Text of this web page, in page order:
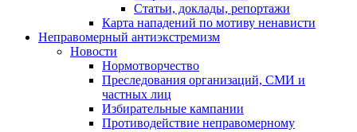
Статьи, доклады, репортажи
Карта нападений по мотиву ненависти
Неправомерный антиэкстремизм
Новости
Нормотворчество
Преследования организаций, СМИ и
частных лиц
Избирательные кампании
Противодействие неправомерному